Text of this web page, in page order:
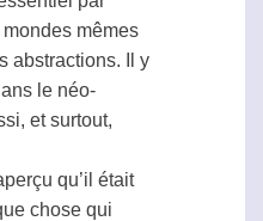
mêmes
abstractions. Il y
le néo-
et surtout,
qu’il était
chose qui